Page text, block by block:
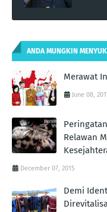
ANDA MUNGKIN
Merawat
June 08,
Relawan
December 07, 2015
Demi